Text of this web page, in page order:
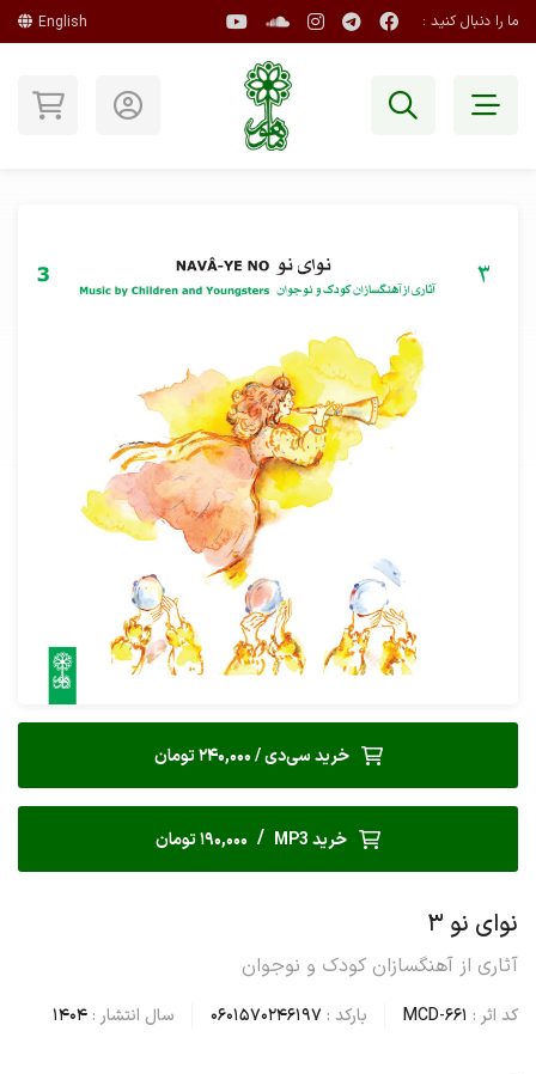
ما را دنبال کنید : English
خرید سی‌دی / 240,000 تومان
خرید MP3 / 190,000 تومان
نوای نو ۳
آثاری از آهنگسازان کودک و نوجوان
کد اثر : MCD-661 بارکد : 0601570246197 سال انتشار : 1404